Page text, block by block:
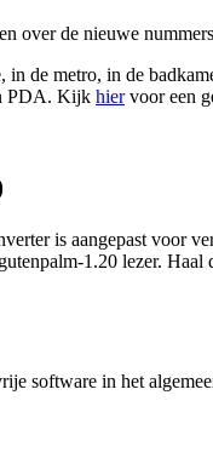
over de nieuwe
in de metro, in de
PDA. Kijk hiervoor een
is aangepast voor
1.20 lezer.
software in het